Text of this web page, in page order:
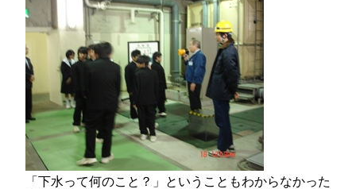
「下水って何のこと？」ということもわからなかった